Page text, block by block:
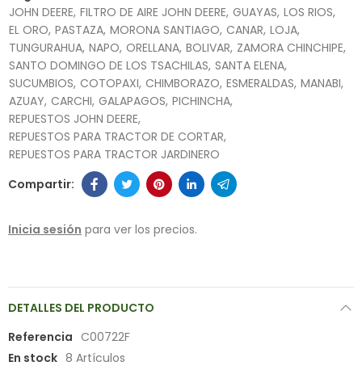
JOHN DEERE FILTRO DE AIRE JOHN DEERE GUAYAS LOS RIOS
EL ORO PASTAZA MORONA SANTIAGO CANAR LOJA
TUNGURAHUA NAPO ORELLANA BOLIVAR ZAMORA CHINCHIPE
SANTO DOMINGO DE LOS TSACHILAS SANTA ELENA
SUCUMBIOS COTOPAXI CHIMBORAZO ESMERALDAS MANABI
AZUAY CARCHI GALAPAGOS PICHINCHA
REPUESTOS JOHN DEERE
REPUESTOS PARA TRACTOR DE CORTAR
REPUESTOS PARA TRACTOR JARDINERO
Inicia sesión para ver los precios.
DETALLES DEL PRODUCTO
Referencia C00722F
En stock 8 Artículos